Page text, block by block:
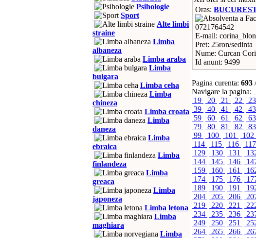
Psihologie
Sport
Alte limbi
straine
Limba
albaneza
Limba araba
Limba
bulgara
Limba ceha
Limba
chineza
Limba croata
Limba
daneza
Limba
ebraica
Limba
finlandeza
Limba
greaca
Limba
japoneza
Limba letona
Limba
maghiara
Limba
Oras:
0721764542
E-mail:
Pret: 25ron/sedinta
Nume: Curcan
Id anunt: 9499
Pagina curenta: 693
Navigare la pagina:
19
20 21 22 23
39
40 41 42 43
59
60 61 62 63
79
80 81 82 83
99
100 101 102
114
115 116 117
129
130 131
144
145 146
159
160 161
174
175 176
189
190 191
204
205 206
219
220 221
234
235 236
249
250 251
264
265 266